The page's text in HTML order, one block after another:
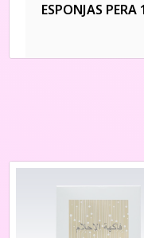
ESPONJAS PERA